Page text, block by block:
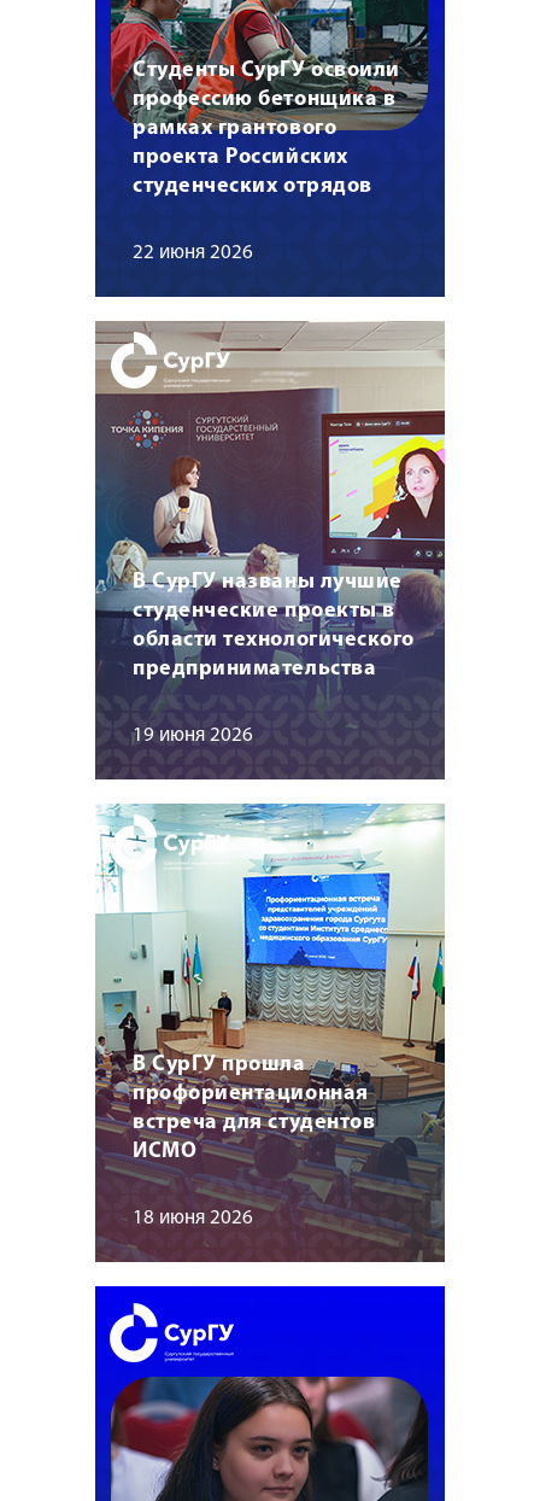
Студенты СурГУ освоили
профессию бетонщика в
рамках грантового
проекта Российских
студенческих отрядов
22 июня 2026
В СурГУ названы лучшие
студенческие проекты в
области технологического
предпринимательства
19 июня 2026
В СурГУ прошла
профориентационная
встреча для студентов
ИСМО
18 июня 2026